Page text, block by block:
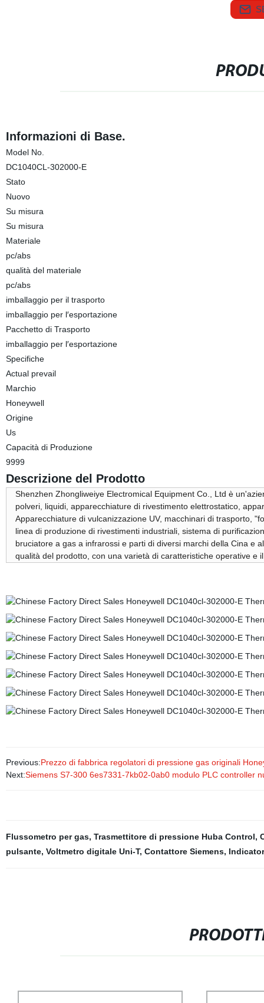
Informazioni di Base.
Model No.
DC1040CL-302000-E
Stato
Nuovo
Su misura
Su misura
Materiale
pc/abs
qualità del materiale
pc/abs
imballaggio per il trasporto
imballaggio per l′esportazione
Pacchetto di Trasporto
imballaggio per l′esportazione
Specifiche
Actual prevail
Marchio
Honeywell
Origine
Us
Capacità di Produzione
9999
Descrizione del Prodotto
Shenzhen Zhongliweiye Electromical Equipment Co., Ltd è
polveri, liquidi, apparecchiature di rivestimento elettrostatico,
Apparecchiature di vulcanizzazione UV, macchinari di trasporto,
linea di produzione di rivestimenti industriali, sistema di
bruciatore a gas a infrarossi e parti di diversi marchi della Cina e
qualità del prodotto, con una varietà di caratteristiche operative
Previous:Prezzo di fabbrica regolatori di pressione gas originali
Next:Siemens S7-300 6es7331-7kb02-0ab0 modulo PLC controller
Flussometro per gas, Trasmettitore di pressione Huba Control,
pulsante, Voltmetro digitale Uni-T, Contattore Siemens,